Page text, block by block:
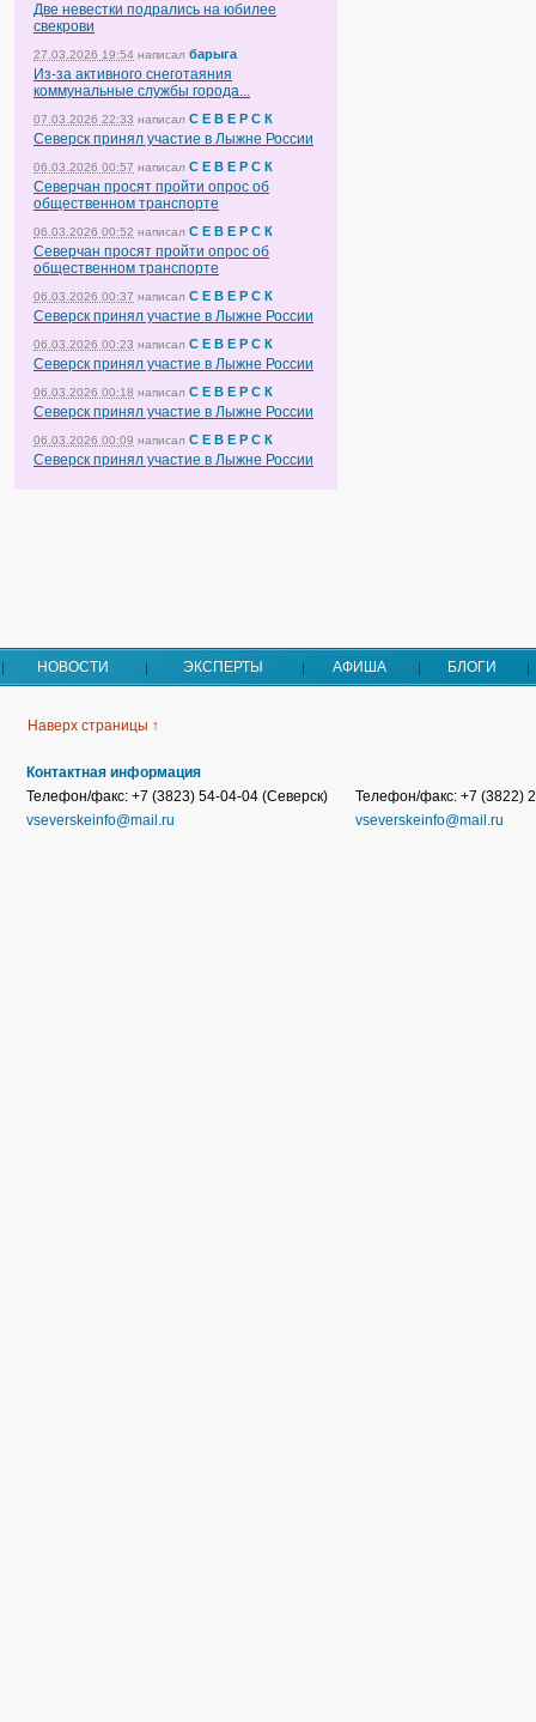
Две невестки подрались на юбилее
свекрови
27.03.2026 19:54 написал барыга
Из-за активного снеготаяния
коммунальные службы города...
07.03.2026 22:33 написал С Е В Е Р С К
Северск принял участие в Лыжне России
06.03.2026 00:57 написал С Е В Е Р С К
Северчан просят пройти опрос об
общественном транспорте
06.03.2026 00:52 написал С Е В Е Р С К
Северчан просят пройти опрос об
общественном транспорте
06.03.2026 00:37 написал С Е В Е Р С К
Северск принял участие в Лыжне России
06.03.2026 00:23 написал С Е В Е Р С К
Северск принял участие в Лыжне России
06.03.2026 00:18 написал С Е В Е Р С К
Северск принял участие в Лыжне России
06.03.2026 00:09 написал С Е В Е Р С К
Северск принял участие в Лыжне России
НОВОСТИ ЭКСПЕРТЫ АФИША БЛОГИ
Наверх страницы ↑
Контактная информация
Телефон/факс: +7 (3823) 54-04-04 (Северск)
vseverskeinfo@mail.ru
Телефон/факс: +7 (3822)
vseverskeinfo@mail.ru